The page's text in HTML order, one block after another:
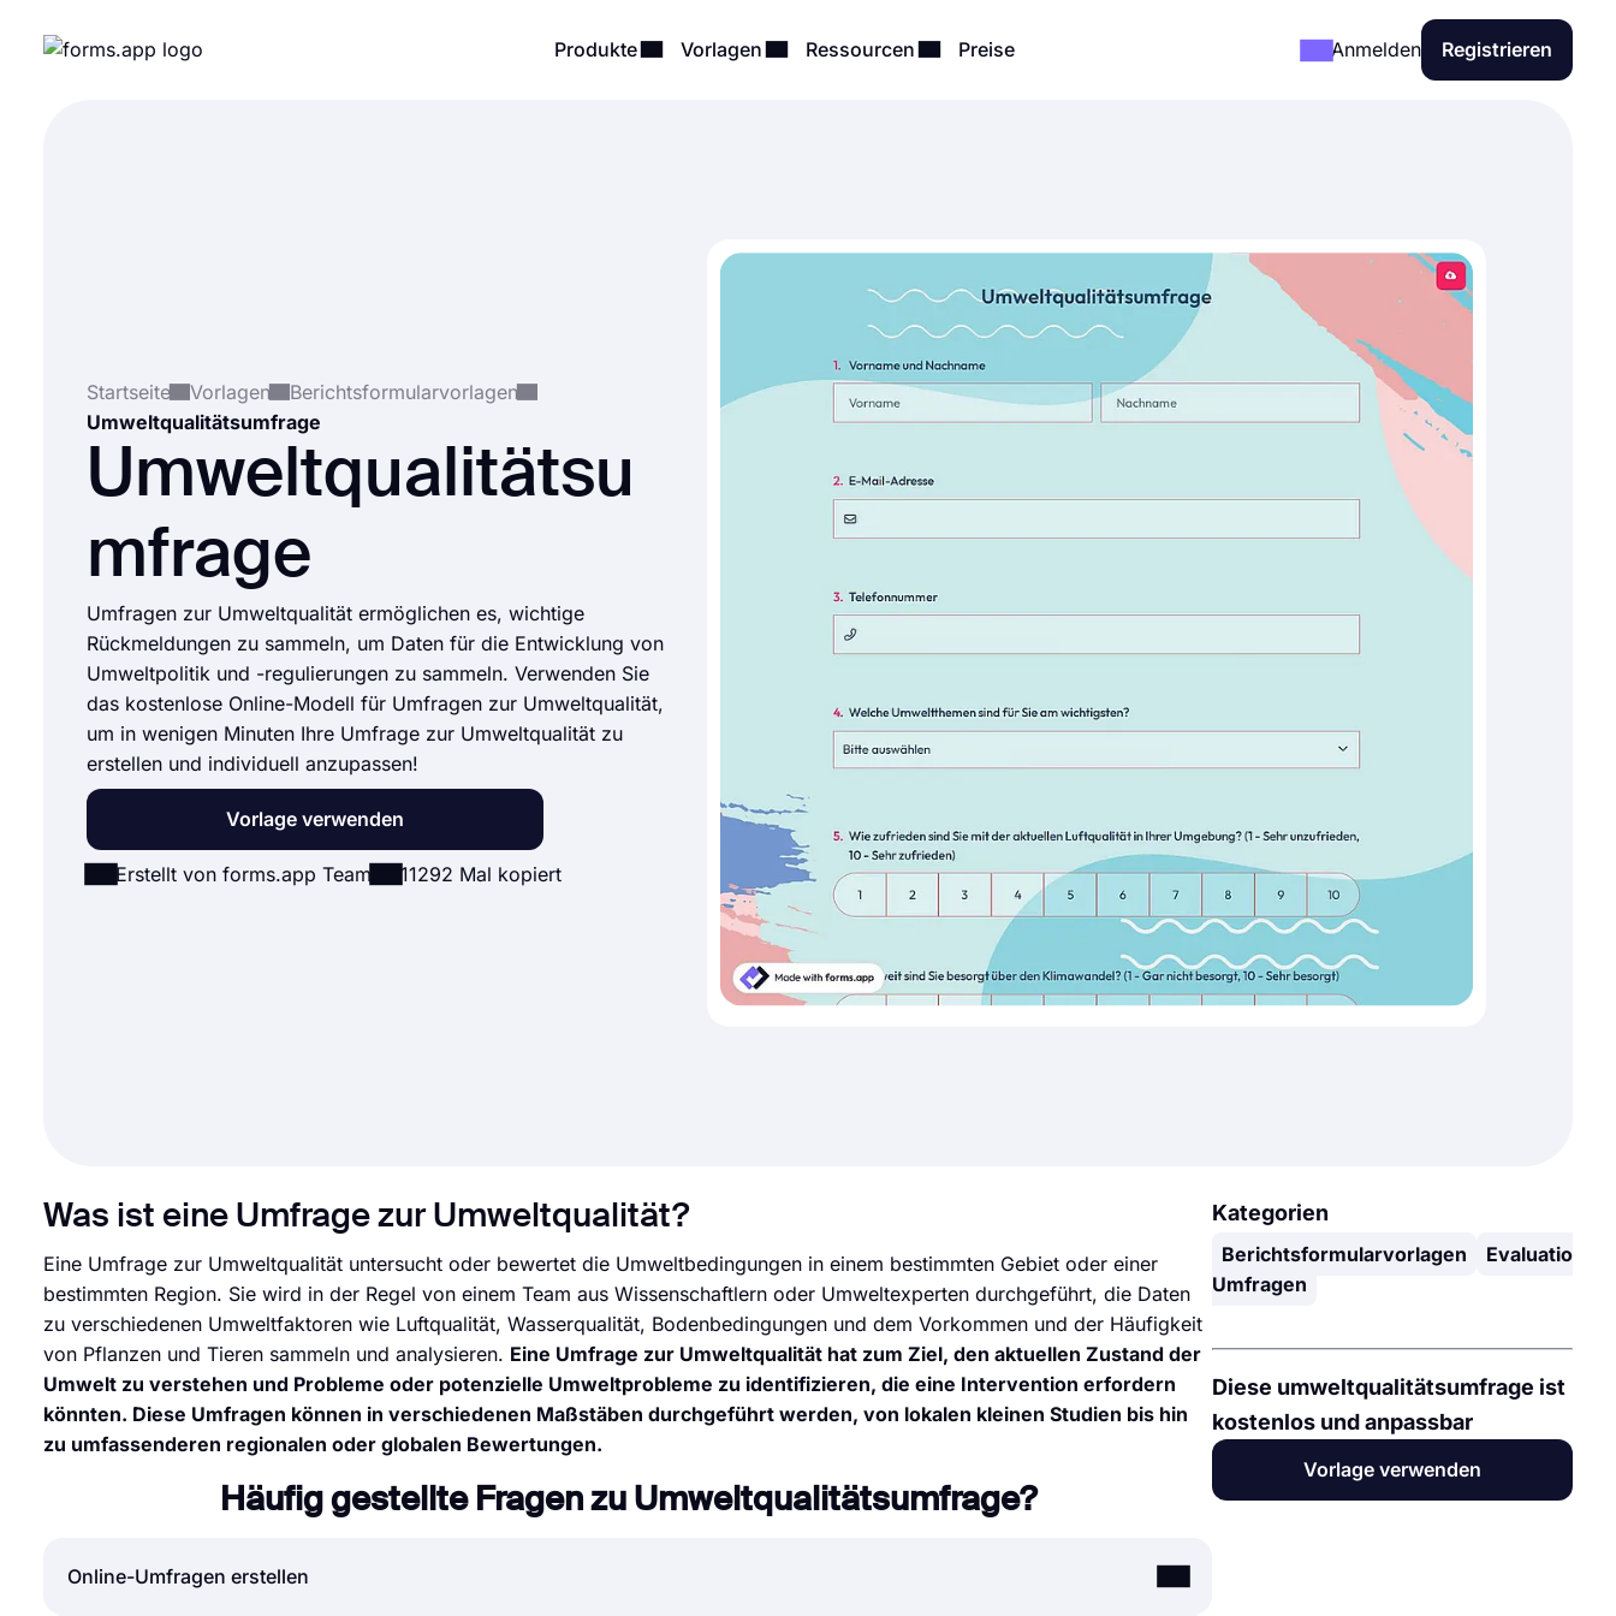
Produkte Vorlagen Ressourcen Preise Anmelden Registrieren
Startseite Vorlagen
Berichtsformularvorlagen
Umweltqualitätsumfrage
Umweltqualitätsu
mfrage
Umfragen zur Umweltqualität ermöglichen es, wichtige
Rückmeldungen zu sammeln, um Daten für die Entwicklung von
Umweltpolitik und -regulierungen zu sammeln. Verwenden Sie
das kostenlose Online-Modell für Umfragen zur Umweltqualität,
um in wenigen Minuten Ihre Umfrage zur Umweltqualität zu
erstellen und individuell anzupassen!
Vorlage verwenden
Erstellt von forms.app Team 11292 Mal kopiert
Was ist eine Umfrage zur Umweltqualität?
Eine Umfrage zur Umweltqualität untersucht oder bewertet die Umweltbedingungen in einem bestimmten Gebiet oder einer
bestimmten Region. Sie wird in der Regel von einem Team aus Wissenschaftlern oder Umweltexperten durchgeführt, die Daten
zu verschiedenen Umweltfaktoren wie Luftqualität, Wasserqualität, Bodenbedingungen und dem Vorkommen und der Häufigkeit
von Pflanzen und Tieren sammeln und analysieren. Eine Umfrage zur Umweltqualität hat zum Ziel, den aktuellen Zustand der
Umwelt zu verstehen und Probleme oder potenzielle Umweltprobleme zu identifizieren, die eine Intervention erfordern
könnten. Diese Umfragen können in verschiedenen Maßstäben durchgeführt werden, von lokalen kleinen Studien bis hin
zu umfassenderen regionalen oder globalen Bewertungen.
Häufig gestellte Fragen zu Umweltqualitätsumfrage?
Online-Umfragen erstellen
Kategorien
Berichtsformularvorlagen
Umfragen
Diese umweltqualitätsumfrage ist
kostenlos und anpassbar
Vorlage verwenden